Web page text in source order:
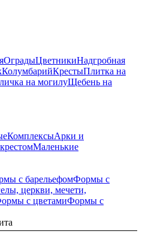
ОградыЦветникиНадгробная
КолумбарийКрестыПлитка на
на могилуЩебень на
КомплексыАрки и
Маленькие
с барельефомФормы с
церкви, мечети,
с цветамиФормы с